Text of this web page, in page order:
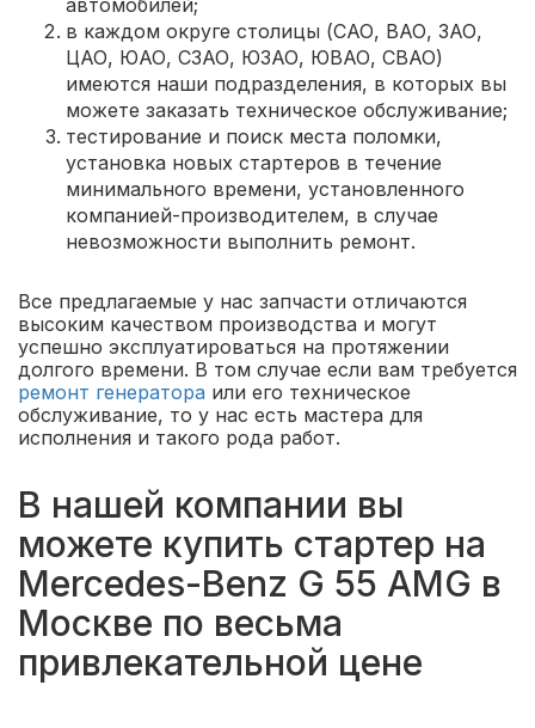
автомобилей;
в каждом округе столицы (САО, ВАО, ЗАО,
ЦАО, ЮАО, СЗАО, ЮЗАО, ЮВАО, СВАО)
имеются наши подразделения, в которых вы
можете заказать техническое обслуживание;
тестирование и поиск места поломки,
установка новых стартеров в течение
минимального времени, установленного
компанией-производителем, в случае
невозможности выполнить ремонт.
Все предлагаемые у нас запчасти отличаются
высоким качеством производства и могут
успешно эксплуатироваться на протяжении
долгого времени. В том случае если вам требуется
ремонт генератора или его техническое
обслуживание, то у нас есть мастера для
исполнения и такого рода работ.
В нашей компании вы
можете купить стартер на
Mercedes-Benz G 55 AMG в
Москве по весьма
привлекательной цене